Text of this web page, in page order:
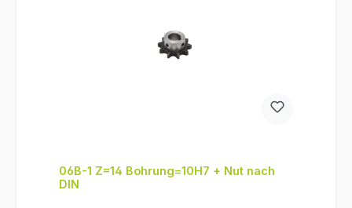
06B-1 Z=14 Bohrung=10H7 + Nut nach
DIN